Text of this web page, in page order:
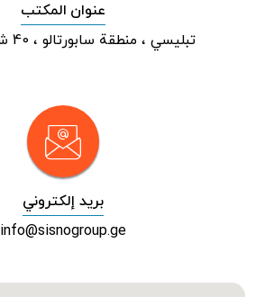
عنوان المكتب
تبليسي ، منطقة سابورتالو ، 40 شارع شارتافا
بريد إلكتروني
info@sisnogroup.ge